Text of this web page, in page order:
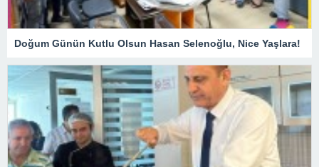
Doğum Günün Kutlu Olsun Hasan Selenoğlu, Nice Yaşlara!